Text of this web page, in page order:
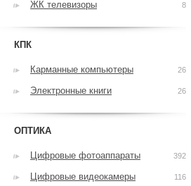
ЖК телевизоры 8
КПК
Карманные компьютеры 26
Электронные книги 26
ОПТИКА
Цифровые фотоаппараты 392
Цифровые видеокамеры 116